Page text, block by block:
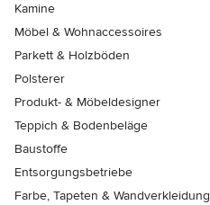
Kamine
Möbel & Wohnaccessoires
Parkett & Holzböden
Polsterer
Produkt- & Möbeldesigner
Teppich & Bodenbeläge
Baustoffe
Entsorgungsbetriebe
Farbe, Tapeten & Wandverkleidung